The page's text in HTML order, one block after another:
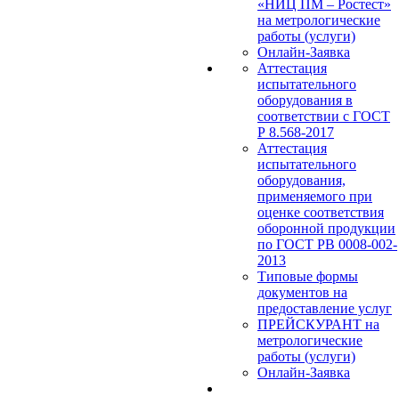
«НИЦ ПМ – Ростест»
на метрологические
работы (услуги)
Онлайн-Заявка
Аттестация
испытательного
оборудования в
соответствии с ГОСТ
Р 8.568-2017
Аттестация
испытательного
оборудования,
применяемого при
оценке соответствия
оборонной продукции
по ГОСТ РВ 0008-002-
2013
Типовые формы
документов на
предоставление услуг
ПРЕЙСКУРАНТ на
метрологические
работы (услуги)
Онлайн-Заявка